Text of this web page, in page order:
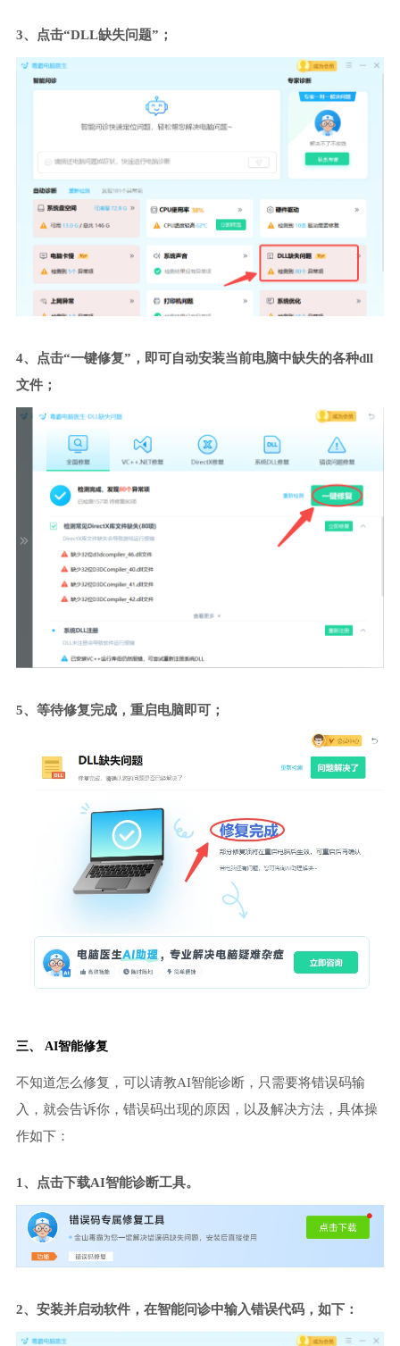
3、点击“DLL缺失问题”；
4、点击“一键修复”，即可自动安装当前电脑中缺失的各种dll
文件；
5、等待修复完成，重启电脑即可；
三、 AI智能修复
不知道怎么修复，可以请教AI智能诊断，只需要将错误码输
入，就会告诉你，错误码出现的原因，以及解决方法，具体操
作如下：
1、点击下载AI智能诊断工具。
2、安装并启动软件，在智能问诊中输入错误代码，如下：